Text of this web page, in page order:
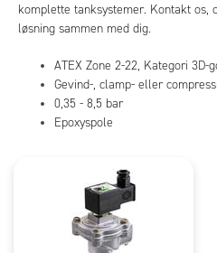
komplette tanksystemer. Kontakt os,
løsning sammen med dig.
ATEX Zone 2-22, Kategori 3D-
Gevind-, clamp- eller
0,35 - 8,5 bar
Epoxyspole